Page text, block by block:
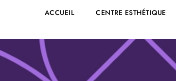
ACCUEIL CENTRE ESTHÉTIQUE